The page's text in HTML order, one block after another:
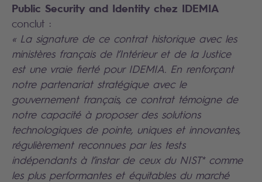
Public Security and Identity chez IDEMIA
conclut :
« La signature de ce contrat historique avec les
ministères français de l’Intérieur et de la Justice
est une vraie fierté pour IDEMIA. En renforçant
notre partenariat stratégique avec le
gouvernement français, ce contrat témoigne de
notre capacité à proposer des solutions
technologiques de pointe, uniques et innovantes,
régulièrement reconnues par les tests
indépendants à l’instar de ceux du NIST* comme
les plus performantes et équitables du marché